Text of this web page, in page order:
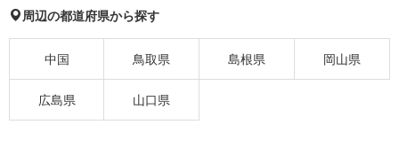
周辺の都道府県から探す
中国 鳥取県 島根県 岡山県
広島県 山口県